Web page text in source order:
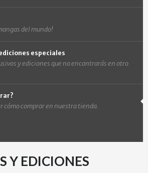
del mundo!
especiales
y ediciones que no encontrarás en otro
cómo comprar en nuestra tienda.
Y EDICIONES